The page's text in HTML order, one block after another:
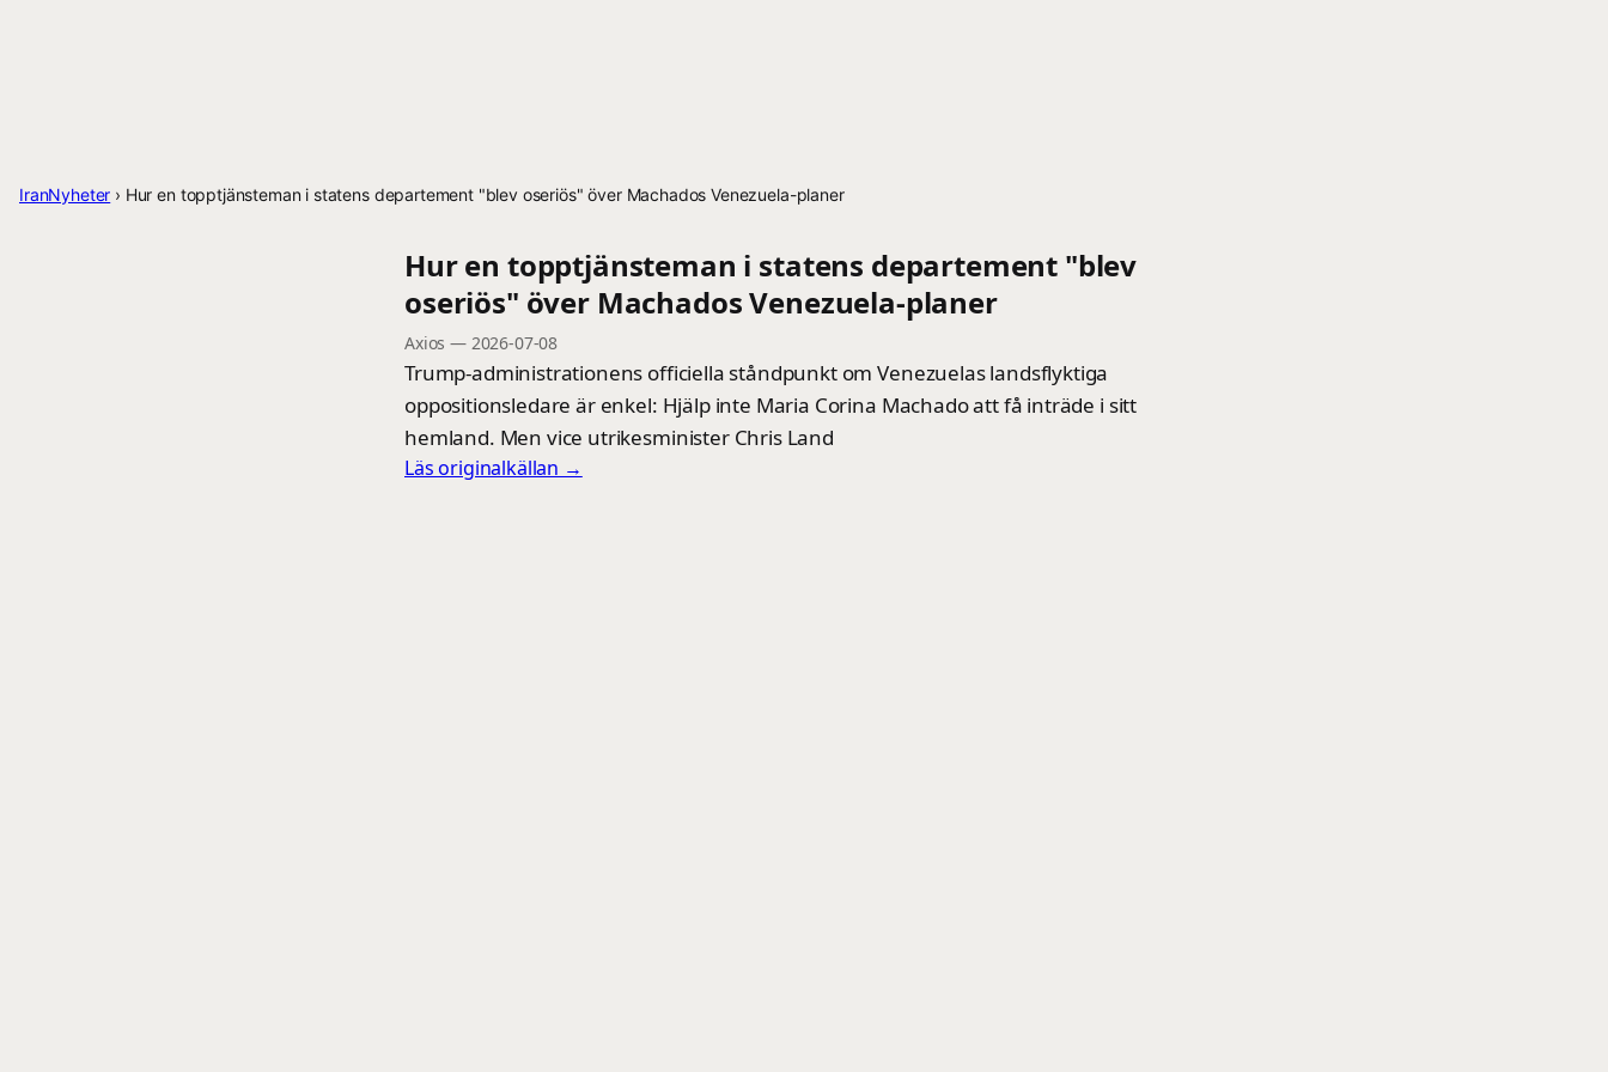
IranNyheter › Hur en topptjänsteman i statens departement "blev oseriös" över Machados Venezuela-planer
Hur en topptjänsteman i statens departement "blev
oseriös" över Machados Venezuela-planer
Axios — 2026-07-08
Trump-administrationens officiella ståndpunkt om Venezuelas landsflyktiga
oppositionsledare är enkel: Hjälp inte Maria Corina Machado att få inträde i sitt
hemland. Men vice utrikesminister Chris Land
Läs originalkällan →